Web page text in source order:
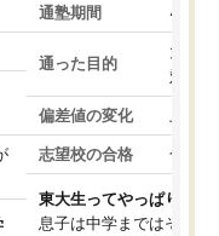
通塾期間 4ヵ月
通った目的
大学
対策
偏差値の変化 上が
志望校の合格 合格
東大生ってやっぱりすご
息子は中学まではそこそ